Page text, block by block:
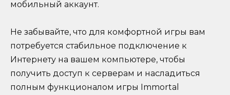
мобильный аккаунт.
Не забывайте, что для комфортной игры вам
потребуется стабильное подключение к
Интернету на вашем компьютере, чтобы
получить доступ к серверам и насладиться
полным функционалом игры Immortal